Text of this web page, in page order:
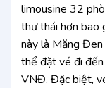
limousine 32
thư thái hơn bao
này là Măng Đen
thể đặt vé đi
VNĐ. Đặc biệt,